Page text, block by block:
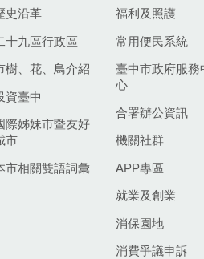
史沿革
十九區行政區
樹、花、鳥介紹
資臺中
際姊妹市暨友好
市
市相關雙語詞彙
福利及照護
常用便民系統
臺中市政府服務
心
合署辦公資訊
機關社群
APP專區
就業及創業
消保園地
消費爭議申訴